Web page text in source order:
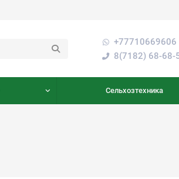
+77710669606
8(7182) 68-68-
Сельхозтехника